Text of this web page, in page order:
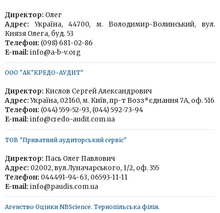
Директор: Олег
Адрес: Україна, 44700, м. Володимир-Волинський, вул.
Князя Олега, буд. 53
Телефон: (098) 681-02-86
E-mail: info@a-b-v.org
ООО "АК"КРЕДО-АУДИТ"
Директор: Кислов Сергей Александрович
Адрес:Україна, 02160, м. Київ, пр-т Возз*єднання 7А, оф. 516
Телефон: (044) 559-52-93, (044) 592-73-94
E-mail: info@credo-audit.com.ua
ТОВ "Приватний аудиторський сервіс"
Директор: Пась Олег Павлович
Адрес: 02002, вул.Луначарського, 1/2, оф. 355
Телефон: 044491-94-63, 06593-11-11
E-mail: info@paudis.com.ua
Агенство Оцінки NBScience. Тернопільська філія.